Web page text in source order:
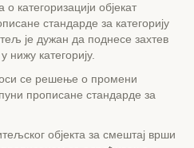
категоризацији објекат
стандарде за категорију
је дужан да поднесе захтев
нижу категорију.
се решење о промени
прописане стандарде за
објекта за смештај врши